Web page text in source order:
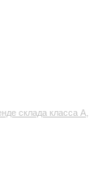
склада класса А,